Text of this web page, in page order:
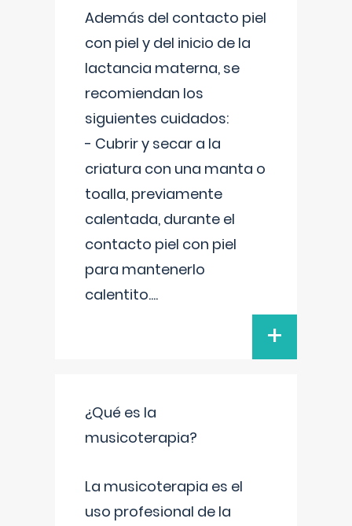
Además del contacto piel
con piel y del inicio de la
lactancia materna, se
recomiendan los
siguientes cuidados:
- Cubrir y secar a la
criatura con una manta o
toalla, previamente
calentada, durante el
contacto piel con piel
para mantenerlo
calentito....
+
¿Qué es la
musicoterapia?
La musicoterapia es el
uso profesional de la